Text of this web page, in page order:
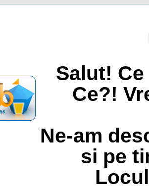
Salut!
Ce?!
Ne-am
si pe